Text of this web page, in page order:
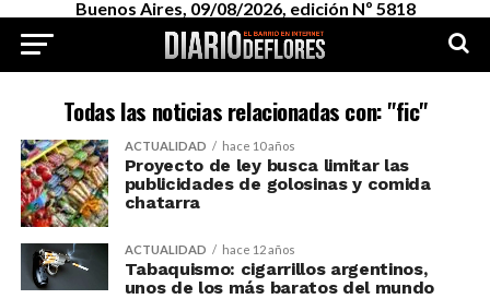
Buenos Aires, 09/08/2026, edición Nº 5818
Todas las noticias relacionadas con: "fic"
ACTUALIDAD hace 10 años
Proyecto de ley busca limitar las
publicidades de golosinas y comida
chatarra
ACTUALIDAD hace 12 años
Tabaquismo: cigarrillos argentinos,
unos de los más baratos del mundo